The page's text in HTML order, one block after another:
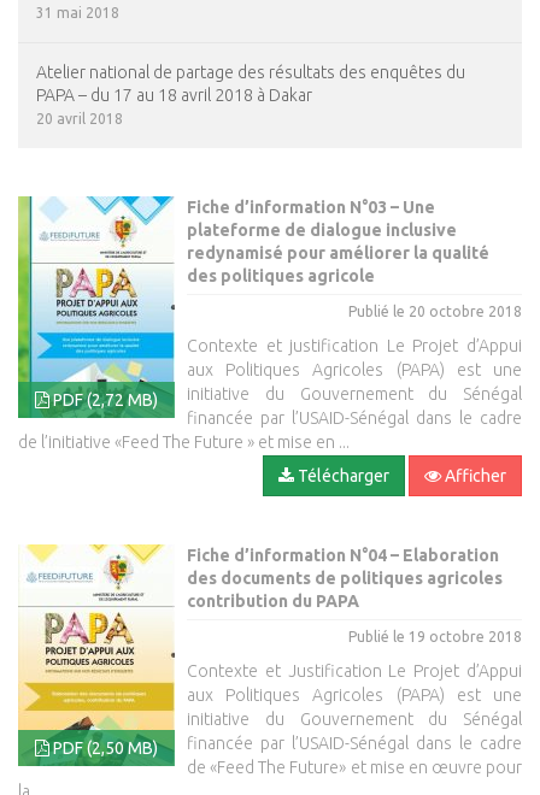
31 mai 2018
Atelier national de partage des résultats des enquêtes du
PAPA – du 17 au 18 avril 2018 à Dakar
20 avril 2018
PDF (2,72 MB)
Fiche d’information N°03 – Une
plateforme de dialogue inclusive
redynamisé pour améliorer la qualité
des politiques agricole
Publié le 20 octobre 2018
Contexte et justification Le Projet d’Appui
aux Politiques Agricoles (PAPA) est une
initiative du Gouvernement du Sénégal
financée par l’USAID-Sénégal dans le cadre
de l’initiative «Feed The Future » et mise en ...
Télécharger
Afficher
PDF (2,50 MB)
Fiche d’information N°04 – Elaboration
des documents de politiques agricoles
contribution du PAPA
Publié le 19 octobre 2018
Contexte et Justification Le Projet d’Appui
aux Politiques Agricoles (PAPA) est une
initiative du Gouvernement du Sénégal
financée par l’USAID-Sénégal dans le cadre
de «Feed The Future» et mise en œuvre pour